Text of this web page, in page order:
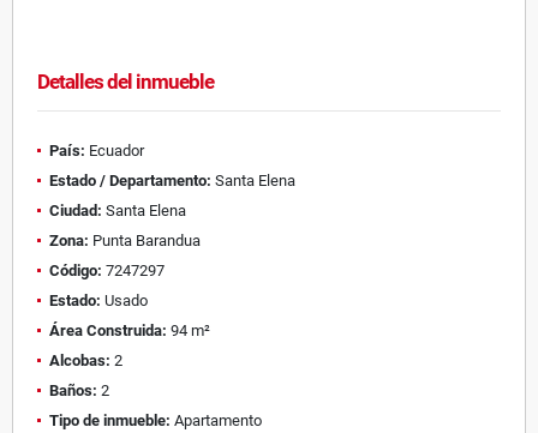
Detalles del inmueble
País: Ecuador
Estado / Departamento: Santa Elena
Ciudad: Santa Elena
Zona: Punta Barandua
Código: 7247297
Estado: Usado
Área Construida: 94 m²
Alcobas: 2
Baños: 2
Tipo de inmueble: Apartamento